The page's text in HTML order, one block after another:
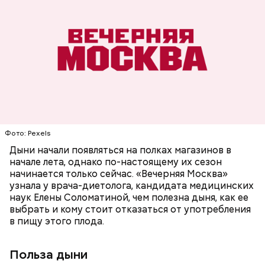
Фото: Pexels
Дыни начали появляться на полках магазинов в
начале лета, однако по-настоящему их сезон
начинается только сейчас. «Вечерняя Москва»
узнала у врача-диетолога, кандидата медицинских
наук Елены Соломатиной, чем полезна дыня, как ее
выбрать и кому стоит отказаться от употребления
в пищу этого плода.
Польза дыни
много энергии, чтобы ее усвоить, рассказала
доктор. Кроме того, этот плод богат витаминами и
минералами. Так, в дыне содержатся:
поддержание иммунитета, зрения и
необходим для обновления кожи. Дыня
«делает пилинг изнутри», обновляет
слизистые оболочки органов. А еще именно
поддерживает сердечно-сосудистую
систему и предотвращает скачки давления;
магний — помогает калию и не дает сосудам
спазмироваться.
ПРАВИЛЬНОЕ ПИТАНИЕ
ОВОЩИ